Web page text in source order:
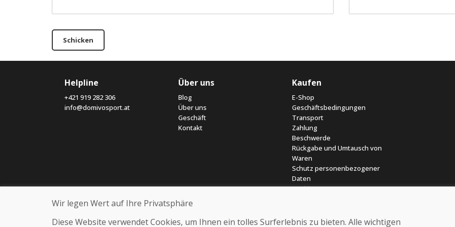
Schicken
Helpline
+421 919 282 306
info@domivosport.at
Über uns
Blog
Über uns
Geschäft
Kontakt
Kaufen
E-Shop
Geschäftsbedingungen
Transport
Zahlung
Beschwerde
Rückgabe und Umtausch von
Waren
Schutz personenbezogener
Daten
Cookies
Wir legen Wert auf Ihre Privatsphäre
Diese Website verwendet Cookies, um Ihnen ein tolles Surferlebnis zu bieten. Alle wichtigen